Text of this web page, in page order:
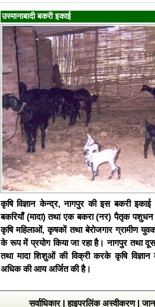
उस्मानाबादी बकरी इकाई
कृषि विज्ञान केन्द्र, नागपुर की इस बकरी
बकरियाँ (मादा) तथा एक बकरा (नर) पैतृक
कृषि महिलाओं, कृषकों तथा बेरोजगार ग्रामीण
के रूप में प्रयोग किया जा रहा है। नागपुर तथा
तथा मादा शिशुओं की विक्री करके कृषि
अधिक की आय अर्जित की है।
सर्वाधिकार|हाइपरलिंक अस्वीकरण |